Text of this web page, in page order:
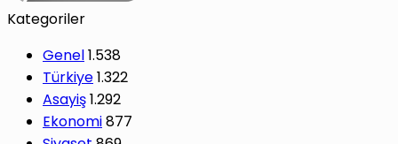
Kategoriler
Genel1.538
Türkiye1.322
Asayiş1.292
Ekonomi877